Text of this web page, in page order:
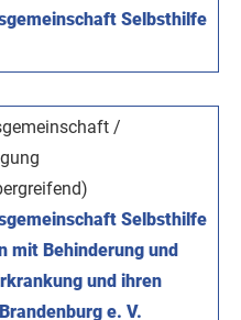
Selbsthilfe
/
Selbsthilfe
mit Behinderung und
und ihren
e. V.